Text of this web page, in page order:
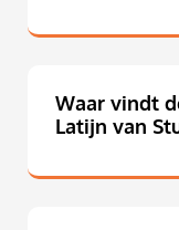
Waar vindt
Latijn van